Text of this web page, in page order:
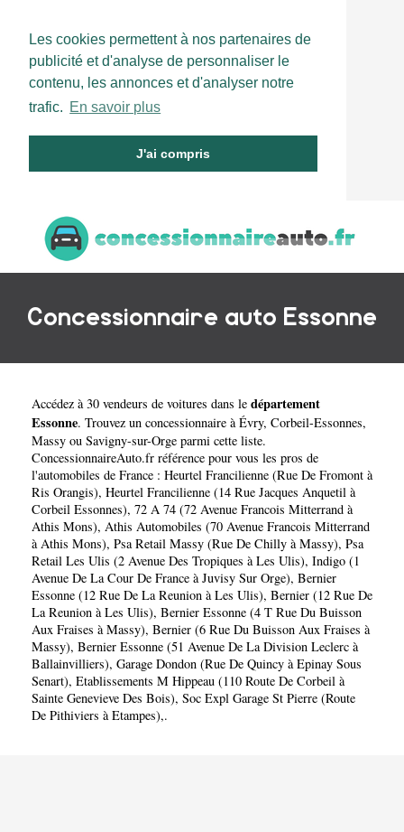
Les cookies permettent à nos partenaires de
publicité et d'analyse de personnaliser le
contenu, les annonces et d'analyser notre
trafic. En savoir plus
J'ai compris
Concessionnaire auto Essonne
Accédez à 30 vendeurs de voitures dans le département
Essonne. Trouvez un concessionnaire àÉvry, Corbeil-Essonnes,
Massy ou Savigny-sur-Orge parmi cette liste.
ConcessionnaireAuto.fr référence pour vous les pros de
l'automobiles de France : Heurtel Francilienne (Rue De Fromont à
Ris Orangis), Heurtel Francilienne (14 Rue Jacques Anquetil à
Corbeil Essonnes), 72 A 74 (72 Avenue Francois Mitterrand à
Athis Mons), Athis Automobiles (70 Avenue Francois Mitterrand
à Athis Mons), Psa Retail Massy (Rue De Chilly à Massy), Psa
Retail Les Ulis (2 Avenue Des Tropiques à Les Ulis), Indigo (1
Avenue De La Cour De France à Juvisy Sur Orge), Bernier
Essonne (12 Rue De La Reunion à Les Ulis), Bernier (12 Rue De
La Reunion à Les Ulis), Bernier Essonne (4 T Rue Du Buisson
Aux Fraises à Massy), Bernier (6 Rue Du Buisson Aux Fraises à
Massy), Bernier Essonne (51 Avenue De La Division Leclerc à
Ballainvilliers), Garage Dondon (Rue De Quincy à Epinay Sous
Senart), Etablissements M Hippeau (110 Route De Corbeil à
Sainte Genevieve Des Bois), Soc Expl Garage St Pierre (Route
De Pithiviers à Etampes),.